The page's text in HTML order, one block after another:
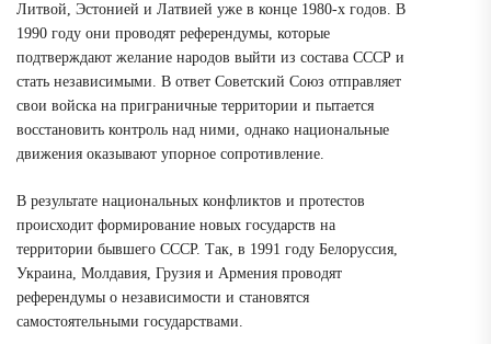
Литвой, Эстонией и Латвией уже в конце 1980-х годов. В
1990 году они проводят референдумы, которые
подтверждают желание народов выйти из состава СССР и
стать независимыми. В ответ Советский Союз отправляет
свои войска на приграничные территории и пытается
восстановить контроль над ними, однако национальные
движения оказывают упорное сопротивление.
В результате национальных конфликтов и протестов
происходит формирование новых государств на
территории бывшего СССР. Так, в 1991 году Белоруссия,
Украина, Молдавия, Грузия и Армения проводят
референдумы о независимости и становятся
самостоятельными государствами.